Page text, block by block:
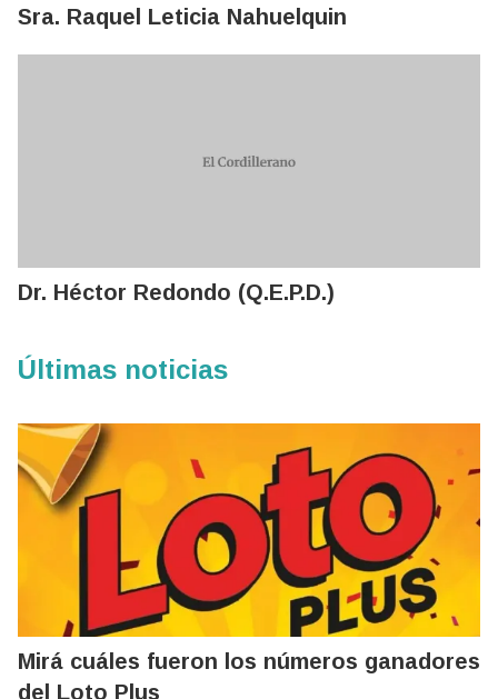
Sra. Raquel Leticia Nahuelquin
Dr. Héctor Redondo (Q.E.P.D.)
Últimas noticias
Mirá cuáles fueron los números ganadores
del Loto Plus